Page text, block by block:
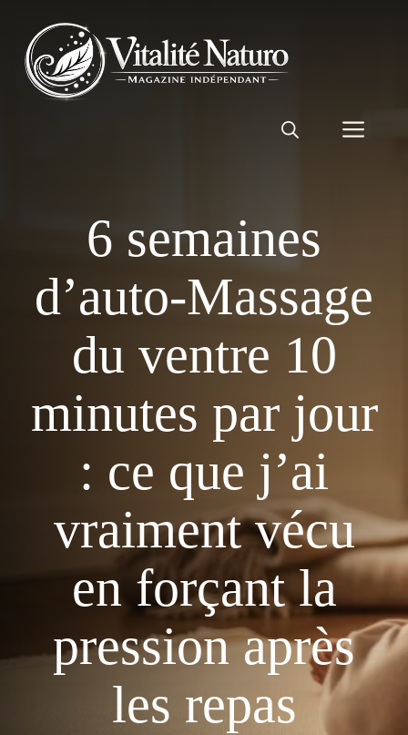
contenu
6 semaines
d’auto-Massage
du ventre 10
minutes par jour
: ce que j’ai
vraiment vécu
en forçant la
pression après
les repas